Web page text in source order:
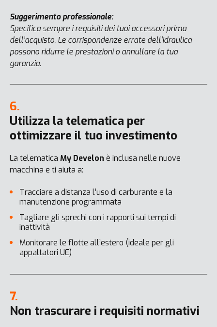
Suggerimento professionale:
Specifica sempre i requisiti dei tuoi accessori prima
dell’acquisto. Le corrispondenze errate dell’idraulica
possono ridurre le prestazioni o annullare la tua
garanzia.
6.
Utilizza la telematica per
ottimizzare il tuo investimento
La telematica My Develon è inclusa nelle nuove
macchina e ti aiuta a:
Tracciare a distanza l’uso di carburante e la
manutenzione programmata
Tagliare gli sprechi con i rapporti sui tempi di
inattività
Monitorare le flotte all’estero (ideale per gli
appaltatori UE)
7.
Non trascurare i requisiti normativi